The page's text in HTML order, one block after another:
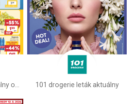
101 drogerie leták aktuálny